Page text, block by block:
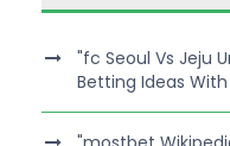
"fc Seoul Vs Jeju
Betting Ideas With